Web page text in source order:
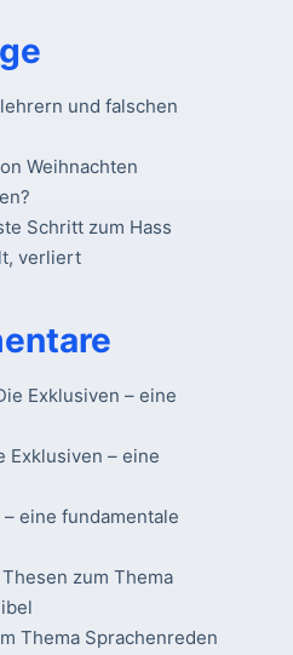
und falschen
Weihnachten
Schritt zum Hass
verliert
Exklusiven – eine
Exklusiven – eine
eine fundamentale
Thesen zum Thema
Thema Sprachenreden